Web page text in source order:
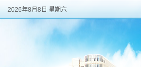
2026年8月8日 星期六